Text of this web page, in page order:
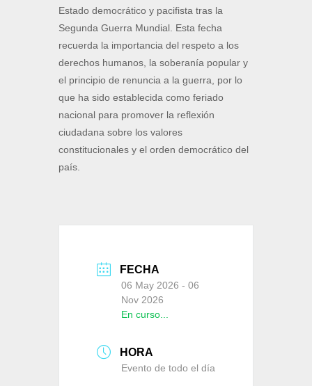
Estado democrático y pacifista tras la
Segunda Guerra Mundial. Esta fecha
recuerda la importancia del respeto a los
derechos humanos, la soberanía popular y
el principio de renuncia a la guerra, por lo
que ha sido establecida como feriado
nacional para promover la reflexión
ciudadana sobre los valores
constitucionales y el orden democrático del
país.
FECHA
06 May 2026 - 06
Nov 2026
En curso...
HORA
Evento de todo el día